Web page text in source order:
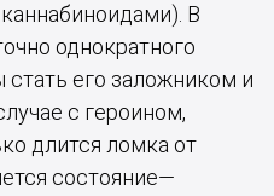
В
однократного
стать его заложником и
с героином,
длится ломка от
состояние—